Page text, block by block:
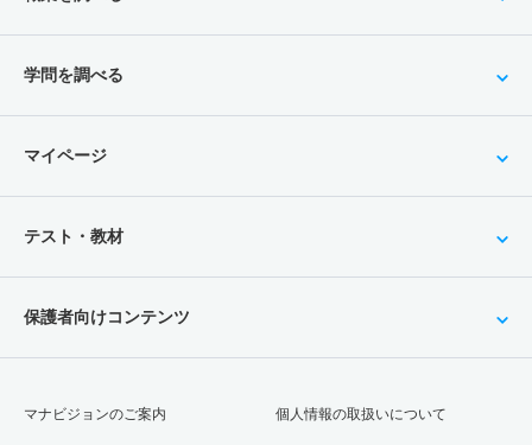
学問を調べる
マイページ
テスト・教材
保護者向けコンテンツ
マナビジョンのご案内 個人情報の取扱いについて